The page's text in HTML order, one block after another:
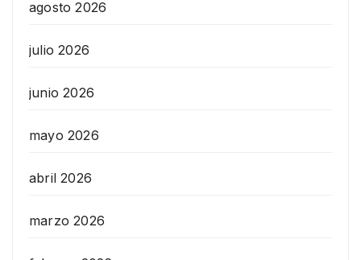
agosto 2026
julio 2026
junio 2026
mayo 2026
abril 2026
marzo 2026